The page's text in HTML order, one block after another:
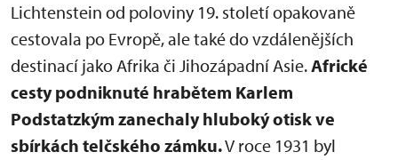
Lichtenstein od poloviny 19. století opakovaně
cestovala po Evropě, ale také do vzdálenějších
destinací jako Afrika či Jihozápadní Asie.Africké
cesty podniknuté hrabětem Karlem
Podstatzkým zanechaly hluboký otisk ve
sbírkách telčského zámku.V roce 1931 byl